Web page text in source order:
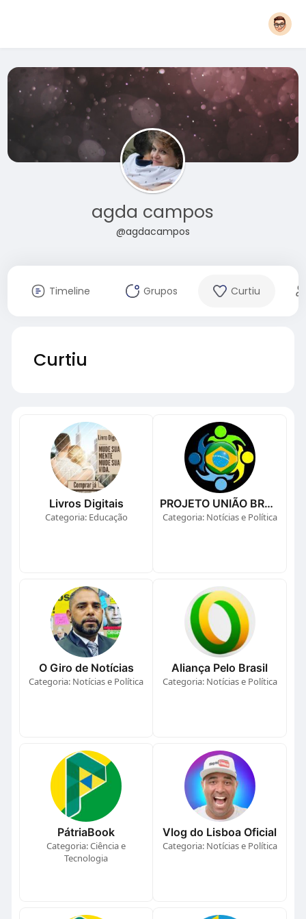
agda campos
@agdacampos
Timeline Grupos Curtiu
Curtiu
Livros Digitais
Categoria: Educação
PROJETO UNIÃO BRASIL
Categoria: Notícias e Política
O Giro de Notícias
Categoria: Notícias e Política
Aliança Pelo Brasil
Categoria: Notícias e Política
PátriaBook
Categoria: Ciência e
Tecnologia
Vlog do Lisboa Oficial
Categoria: Notícias e Política